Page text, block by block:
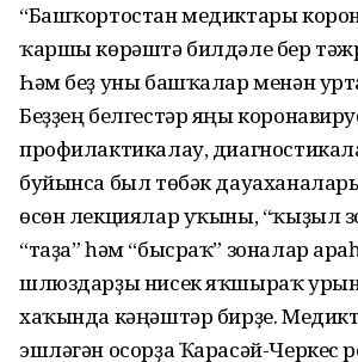
“Башҡортостан медиктары
ҡаршы көрәштә билдәле бер
Һәм беҙ уны башҡалар менән
Беҙҙең белгестәр яңы
профилактикалау,
буйынса был төбәк
өсөн лекциялар уҡыны, “ҡыҙыл
“таҙа” һәм “бысраҡ” зоналар
шлюздарҙы нисек яҡшыраҡ
хаҡында кәңәштәр бирҙе.
эшләгән осорҙа Ҡарасәй-Черкес